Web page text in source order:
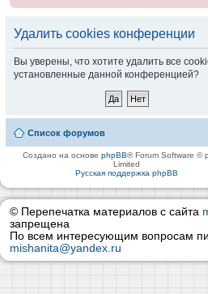
Удалить cookies конференции
Вы уверены, что хотите удалить все
установленные данной конференцией?
Список форумов
Создано на основеphpBB® Forum Software ©
Limited
Русская поддержка phpBB
© Перепечатка материалов с сайта
запрещена
По всем интересующим вопросам
mishanita@yandex.ru